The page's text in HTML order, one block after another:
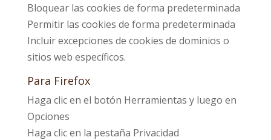
Bloquear las cookies de forma predeterminada
Permitir las cookies de forma predeterminada
Incluir excepciones de cookies de dominios o
sitios web específicos.
Para Firefox
Haga clic en el botón Herramientas y luego en
Opciones
Haga clic en la pestaña Privacidad